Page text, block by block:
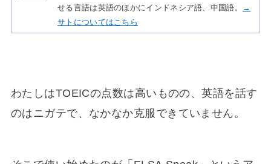
せる言語は英語のほかにインドネシア語、中国語。
→
サトについてはこちら
わたしはTOEICの点数は高いものの、英語を話す
のはニガテで、なかなか克服できていません。